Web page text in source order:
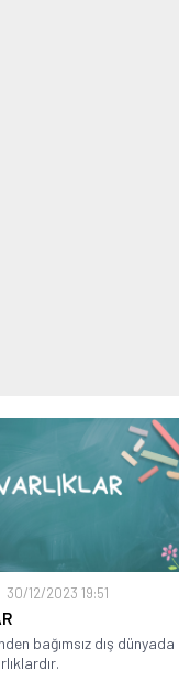
30/12/2023 19:51
bağımsız dış dünyada